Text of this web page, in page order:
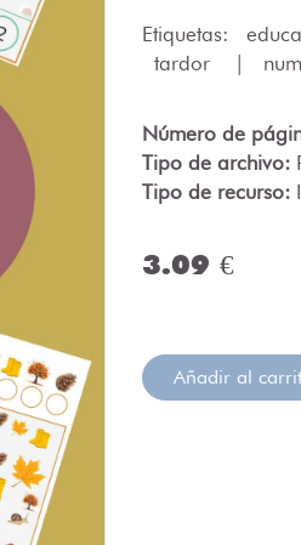
Etiquetas:
tardor
Número de
Tipo de archivo:
Tipo de recurso:
3.09 €
Añadir al